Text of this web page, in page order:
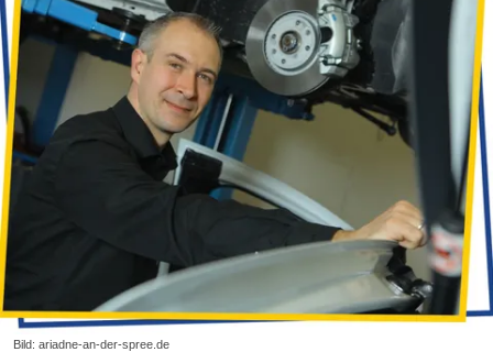
Bild: ariadne-an-der-spree.de